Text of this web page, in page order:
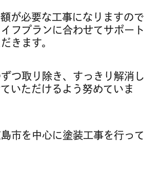
が必要な工事になりますので
フプランに合わせてサポート
きます。
つ取り除き、すっきり解消し
いただけるよう努めていま
市を中心に塗装工事を行って